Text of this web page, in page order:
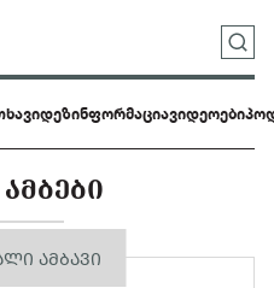
დეზინფორმაციავიდეოები
ᲐᲛᲑᲐᲕᲘ